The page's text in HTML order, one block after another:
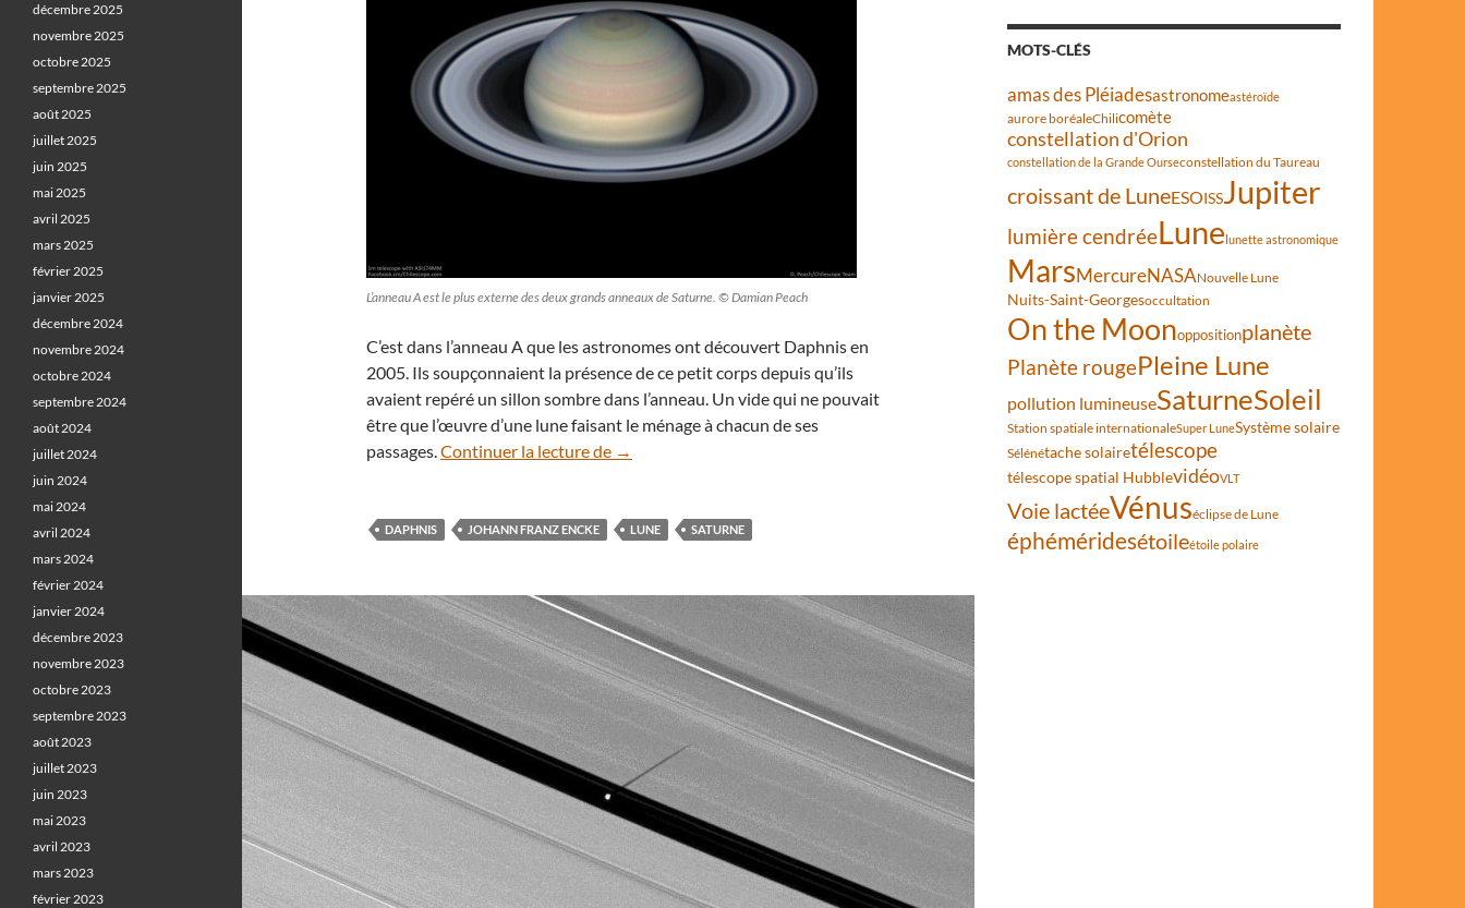
L’anneau A est le plus externe des deux grands anneaux de Saturne. © Damian Peach
C’est dans l’anneau A que les astronomes ont découvert Daphnis en
2005. Ils soupçonnaient la présence de ce petit corps depuis qu’ils
avaient repéré un sillon sombre dans l’anneau. Un vide qui ne pouvait
être que l’œuvre d’une lune faisant le ménage à chacun de ses
passages.Continuer la lecture de Daphnis, la lune qui fait des vagues autour de Saturne
→
DAPHNIS JOHANN FRANZ ENCKE LUNE SATURNE
MOTS-CLÉS
amas des Pléiadesastronomeastéroïde
aurore boréaleChilicomète
constellation d'Orion
constellation de la Grande Ourseconstellation du Taureau
croissant de LuneESOISSJupiter
lumière cendréeLunelunette astronomique
MarsMercureNASANouvelle Lune
Nuits-Saint-Georgesoccultation
On the Moonoppositionplanète
Planète rougePleine Lune
pollution lumineuseSaturneSoleil
Station spatiale internationaleSuper LuneSystème solaire
Sélénétache solairetélescope
télescope spatial HubblevidéoVLT
Voie lactéeVénuséclipse de Lune
éphéméridesétoileétoile polaire
décembre 2025
novembre 2025
octobre 2025
septembre 2025
août 2025
juillet 2025
juin 2025
mai 2025
avril 2025
mars 2025
février 2025
janvier 2025
décembre 2024
novembre 2024
octobre 2024
septembre 2024
août 2024
juillet 2024
juin 2024
mai 2024
avril 2024
mars 2024
février 2024
janvier 2024
décembre 2023
novembre 2023
octobre 2023
septembre 2023
août 2023
juillet 2023
juin 2023
mai 2023
avril 2023
mars 2023
février 2023